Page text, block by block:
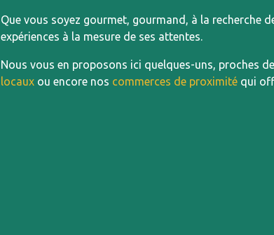
Que vous soyez gourmet, gourmand, à la recherche
expériences à la mesure de ses attentes.
Nous vous en proposons ici quelques-uns, proches
locaux ou encore nos commerces de proximité qui